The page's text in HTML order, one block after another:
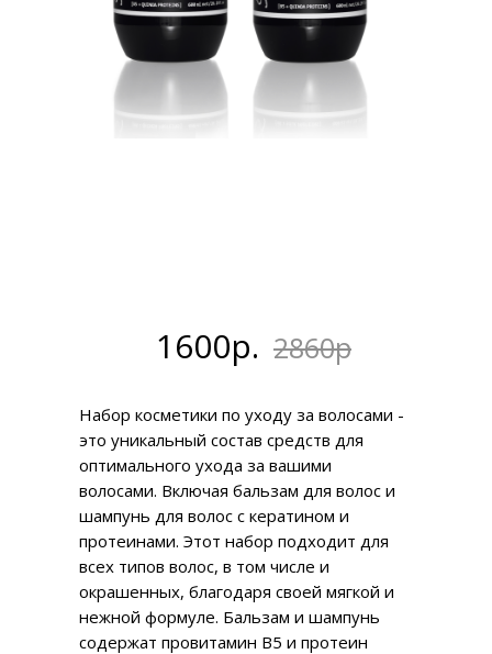
1600р. 2860р
Набор косметики по уходу за волосами -
это уникальный состав средств для
оптимального ухода за вашими
волосами. Включая бальзам для волос и
шампунь для волос с кератином и
протеинами. Этот набор подходит для
всех типов волос, в том числе и
окрашенных, благодаря своей мягкой и
нежной формуле. Бальзам и шампунь
содержат провитамин В5 и протеин